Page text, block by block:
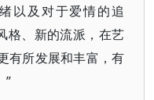
以及对于爱情的追
格、新的流派，在艺
有所发展和丰富，有
”